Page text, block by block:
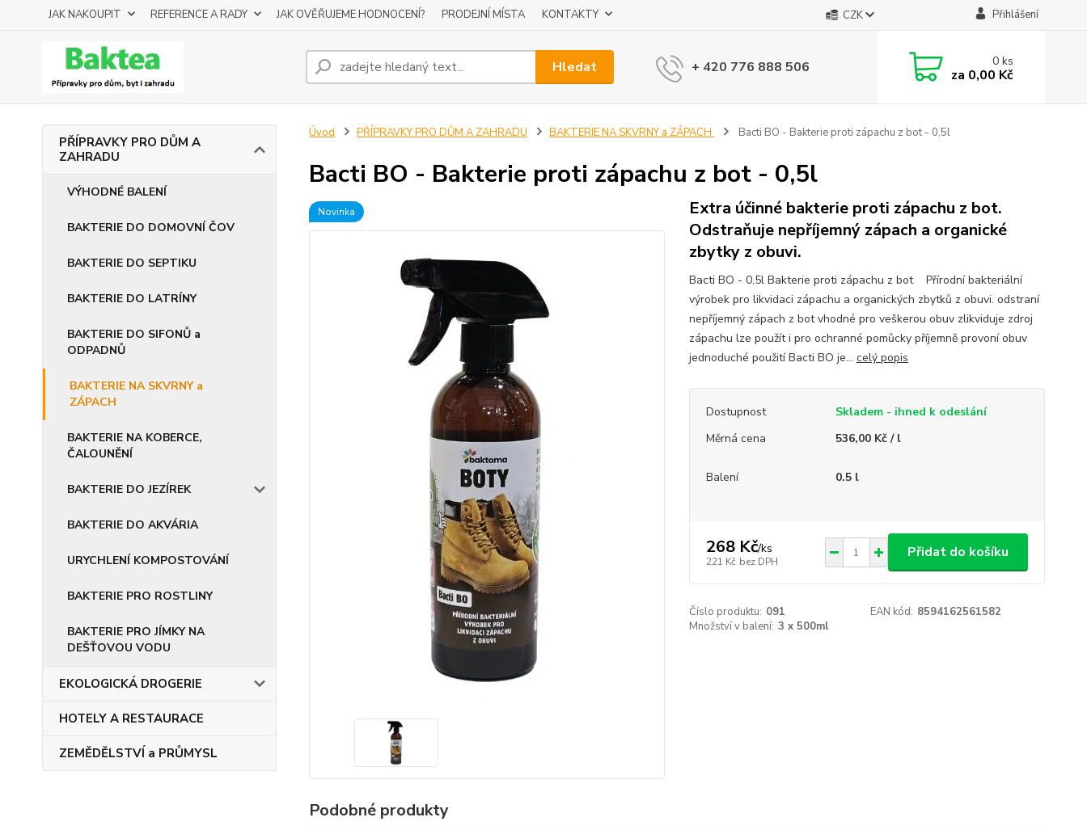
JAK NAKOUPIT REFERENCE A RADY JAK OVĚŘUJEME HODNOCENÍ? PRODEJNÍ MÍSTA KONTAKTY CZK Přihlášení
Hledat + 420 776 888 506 0ks
za 0,00 Kč
PŘÍPRAVKY PRO DŮM A
ZAHRADU
VÝHODNÉ BALENÍ
BAKTERIE DO DOMOVNÍ ČOV
BAKTERIE DO SEPTIKU
BAKTERIE DO LATRÍNY
BAKTERIE DO SIFONŮ a
ODPADNŮ
BAKTERIE NA SKVRNY a
ZÁPACH
BAKTERIE NA KOBERCE,
ČALOUNĚNÍ
BAKTERIE DO JEZÍREK
BAKTERIE DO AKVÁRIA
URYCHLENÍ KOMPOSTOVÁNÍ
BAKTERIE PRO ROSTLINY
BAKTERIE PRO JÍMKY NA
DEŠŤOVOU VODU
EKOLOGICKÁ DROGERIE
HOTELY A RESTAURACE
ZEMĚDĚLSTVÍ a PRŮMYSL
Úvod PŘÍPRAVKY PRO DŮM A ZAHRADU BAKTERIE NA SKVRNY a ZÁPACH Bacti BO - Bakterie proti zápachu z bot - 0,5l
Bacti BO - Bakterie proti zápachu z bot - 0,5l
Novinka
Extra účinné bakterie proti zápachu z bot.
Odstraňuje nepříjemný zápach a organické
zbytky z obuvi.
Bacti BO - 0,5l Bakterie proti zápachu z bot Přírodní bakteriální
výrobek pro likvidaci zápachu a organických zbytků z obuvi. odstraní
nepříjemný zápach z bot vhodné pro veškerou obuv zlikviduje zdroj
zápachu lze použít i pro ochranné pomůcky příjemně provoní obuv
jednoduché použití Bacti BO je... celý popis
Dostupnost
Skladem - ihned k odeslání
Měrná cena
536,00 Kč / l
Balení 0.5 l
268 Kč/ks
221 Kč bez DPH
Přidat do košíku
Číslo produktu: 091 EAN kód: 8594162561582
Množství v balení: 3 x 500ml
Podobné produkty